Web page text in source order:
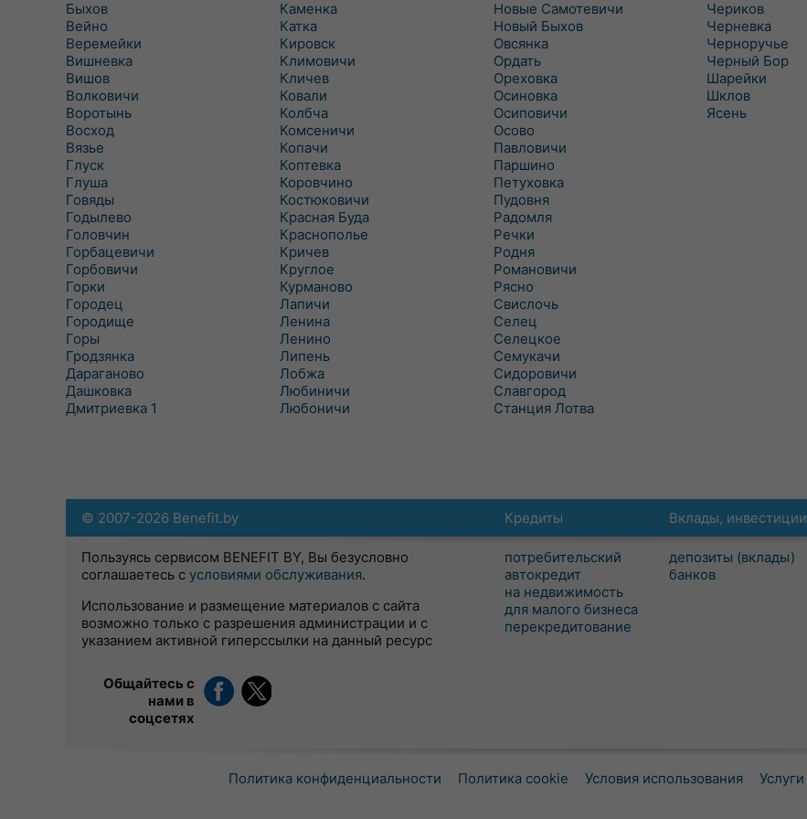
Быхов
Вейно
Веремейки
Вишневка
Вишов
Волковичи
Воротынь
Восход
Вязье
Глуск
Глуша
Говяды
Годылево
Головчин
Горбацевичи
Горбовичи
Горки
Городец
Городище
Горы
Гродзянка
Дараганово
Дашковка
Дмитриевка 1
Каменка
Катка
Кировск
Климовичи
Кличев
Ковали
Колбча
Комсеничи
Копачи
Коптевка
Коровчино
Костюковичи
Красная Буда
Краснополье
Кричев
Круглое
Курманово
Лапичи
Ленина
Ленино
Липень
Лобжа
Любиничи
Любоничи
Новые Самотевичи
Новый Быхов
Овсянка
Ордать
Ореховка
Осиновка
Осиповичи
Осово
Павловичи
Паршино
Петуховка
Пудовня
Радомля
Речки
Родня
Романовичи
Рясно
Свислочь
Селец
Селецкое
Семукачи
Сидоровичи
Славгород
Станция Лотва
Чериков
Черневка
Черноручье
Черный Бор
Шарейки
Шклов
Ясень
Кредиты
потребительский
автокредит
на недвижимость
для малого бизнеса
перекредитование
Вклады, инвестиции
депозиты (вклады)
банков
© 2007-2026 Benefit.by
Пользуясь сервисом BENEFIT BY, Вы безусловно
соглашаетесь с условиями обслуживания.
Использование и размещение материалов с сайта
возможно только с разрешения администрации и с
указанием активной гиперссылки на данный ресурс
Общайтесь с
нами в
соцсетях
Политика конфиденциальности Политика cookie Условия использования Услуги